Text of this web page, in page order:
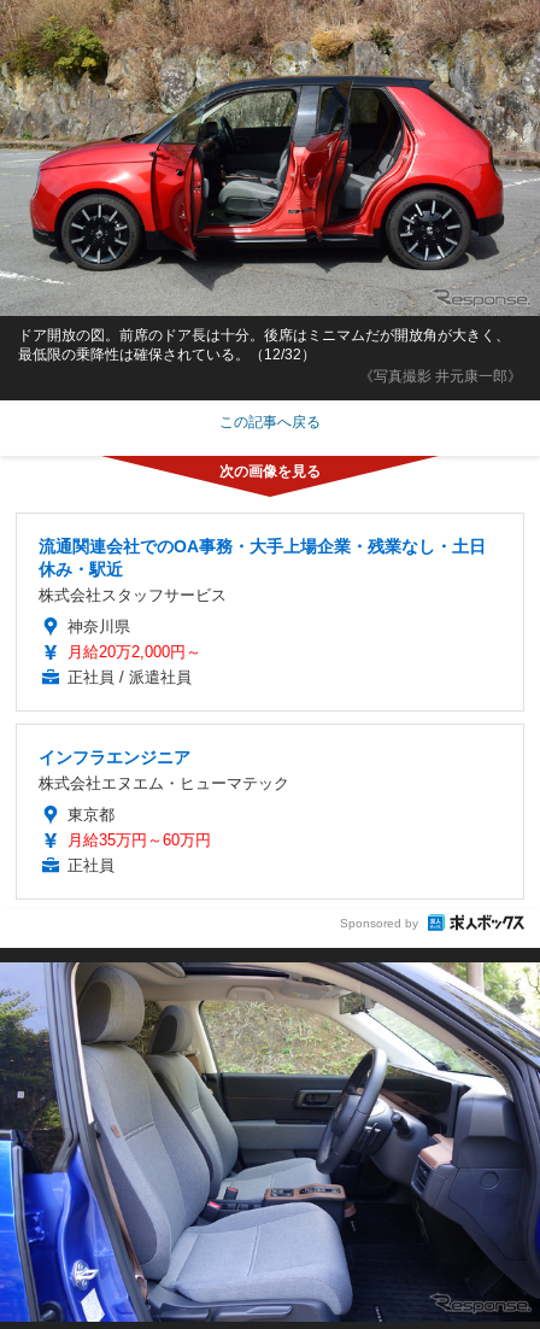
《写真撮影 井元康一郎》
ドア開放の図。前席のドア長は十分。後席はミニマムだが開放角が大きく、
最低限の乗降性は確保されている。（12/32）
この記事へ戻る
流通関連会社でのOA事務・大手上場企業・残業なし・土日
休み・駅近
株式会社スタッフサービス
神奈川県
月給20万2,000円～
正社員 / 派遣社員
インフラエンジニア
株式会社エヌエム・ヒューマテック
東京都
月給35万円～60万円
正社員
Sponsored by